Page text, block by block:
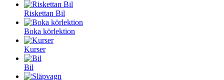
Riskettan Bil
Boka körlektion
Kurser
Bil